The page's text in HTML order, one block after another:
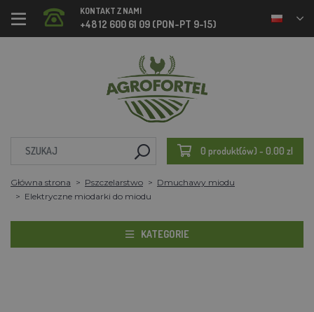
KONTAKT Z NAMI
+48 12 600 61 09 (PON-PT 9-15)
0 produkt(ów) - 0.00 zl
Główna strona Pszczelarstwo
Dmuchawy miodu
Elektryczne miodarki do miodu
KATEGORIE